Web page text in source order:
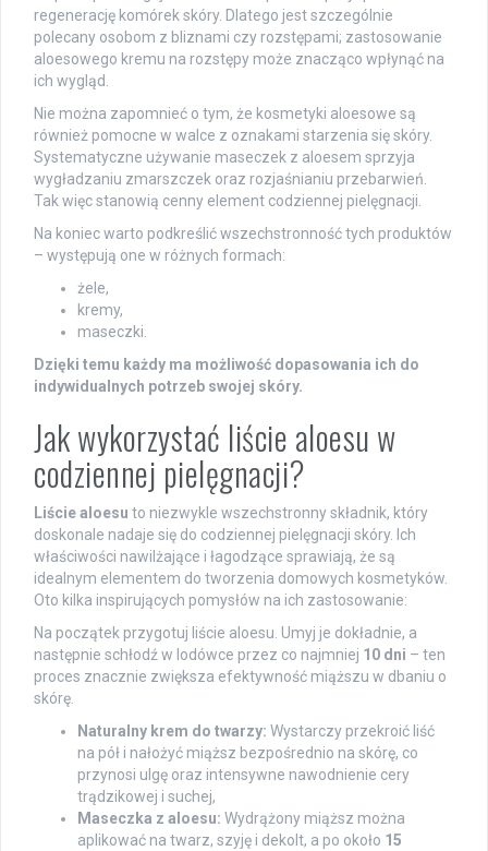
regenerację komórek skóry. Dlatego jest szczególnie
polecany osobom z bliznami czy rozstępami; zastosowanie
aloesowego kremu na rozstępy może znacząco wpłynąć na
ich wygląd.
Nie można zapomnieć o tym, że kosmetyki aloesowe są
również pomocne w walce z oznakami starzenia się skóry.
Systematyczne używanie maseczek z aloesem sprzyja
wygładzaniu zmarszczek oraz rozjaśnianiu przebarwień.
Tak więc stanowią cenny element codziennej pielęgnacji.
Na koniec warto podkreślić wszechstronność tych produktów
– występują one w różnych formach:
żele,
kremy,
maseczki.
Dzięki temu każdy ma możliwość dopasowania ich do
indywidualnych potrzeb swojej skóry.
Jak wykorzystać liście aloesu w
codziennej pielęgnacji?
Liście aloesu to niezwykle wszechstronny składnik, który
doskonale nadaje się do codziennej pielęgnacji skóry. Ich
właściwości nawilżające i łagodzące sprawiają, że są
idealnym elementem do tworzenia domowych kosmetyków.
Oto kilka inspirujących pomysłów na ich zastosowanie:
Na początek przygotuj liście aloesu. Umyj je dokładnie, a
następnie schłodź w lodówce przez co najmniej 10 dni – ten
proces znacznie zwiększa efektywność miąższu w dbaniu o
skórę.
Naturalny krem do twarzy: Wystarczy przekroić liść
na pół i nałożyć miąższ bezpośrednio na skórę, co
przynosi ulgę oraz intensywne nawodnienie cery
trądzikowej i suchej,
Maseczka z aloesu: Wydrążony miąższ można
aplikować na twarz, szyję i dekolt, a po około 15